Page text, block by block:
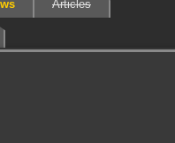
Articles